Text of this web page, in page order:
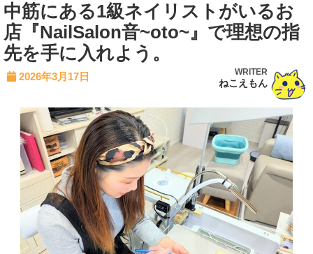
中筋にある1級ネイリストがいるお
店『NailSalon音~oto~』で理想の指
先を手に入れよう。
2026年3月17日 WRITER
ねこえもん